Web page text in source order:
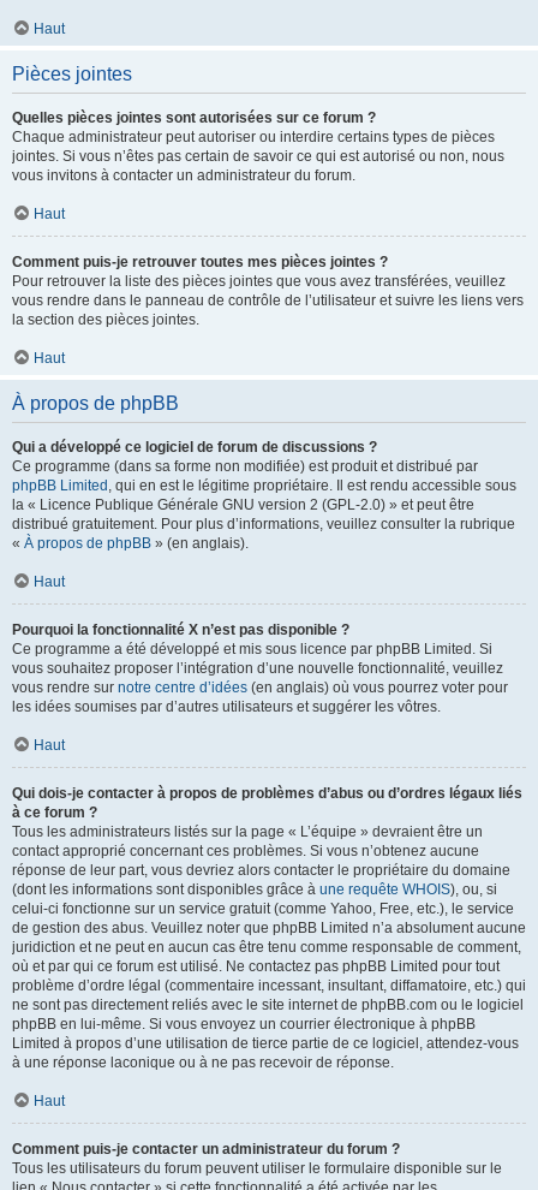
Haut
Pièces jointes
Quelles pièces jointes sont autorisées sur ce forum ?
Chaque administrateur peut autoriser ou interdire certains types de pièces
jointes. Si vous n’êtes pas certain de savoir ce qui est autorisé ou non, nous
vous invitons à contacter un administrateur du forum.
Haut
Comment puis-je retrouver toutes mes pièces jointes ?
Pour retrouver la liste des pièces jointes que vous avez transférées, veuillez
vous rendre dans le panneau de contrôle de l’utilisateur et suivre les liens vers
la section des pièces jointes.
Haut
À propos de phpBB
Qui a développé ce logiciel de forum de discussions ?
Ce programme (dans sa forme non modifiée) est produit et distribué par
phpBB Limited , qui en est le légitime propriétaire. Il est rendu accessible sous
la « Licence Publique Générale GNU version 2 (GPL-2.0) » et peut être
distribué gratuitement. Pour plus d’informations, veuillez consulter la rubrique
« À propos de phpBB » (en anglais).
Haut
Pourquoi la fonctionnalité X n’est pas disponible ?
Ce programme a été développé et mis sous licence par phpBB Limited. Si
vous souhaitez proposer l’intégration d’une nouvelle fonctionnalité, veuillez
vous rendre sur notre centre d’idées (en anglais) où vous pourrez voter pour
les idées soumises par d’autres utilisateurs et suggérer les vôtres.
Haut
Qui dois-je contacter à propos de problèmes d’abus ou d’ordres légaux liés
à ce forum ?
Tous les administrateurs listés sur la page « L’équipe » devraient être un
contact approprié concernant ces problèmes. Si vous n’obtenez aucune
réponse de leur part, vous devriez alors contacter le propriétaire du domaine
(dont les informations sont disponibles grâce à une requête WHOIS), ou, si
celui-ci fonctionne sur un service gratuit (comme Yahoo, Free, etc.), le service
de gestion des abus. Veuillez noter que phpBB Limited n’a absolument aucune
juridiction et ne peut en aucun cas être tenu comme responsable de comment,
où et par qui ce forum est utilisé. Ne contactez pas phpBB Limited pour tout
problème d’ordre légal (commentaire incessant, insultant, diffamatoire, etc.) qui
ne sont pas directement reliés avec le site internet de phpBB.com ou le logiciel
phpBB en lui-même. Si vous envoyez un courrier électronique à phpBB
Limited à propos d’une utilisation de tierce partie de ce logiciel, attendez-vous
à une réponse laconique ou à ne pas recevoir de réponse.
Haut
Comment puis-je contacter un administrateur du forum ?
Tous les utilisateurs du forum peuvent utiliser le formulaire disponible sur le